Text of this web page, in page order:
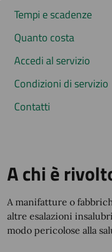
Tempi e scadenze
Quanto costa
Accedi al servizio
Condizioni di servizio
Contatti
A chi è
A manifatture o
altre esalazioni
modo pericolose alla